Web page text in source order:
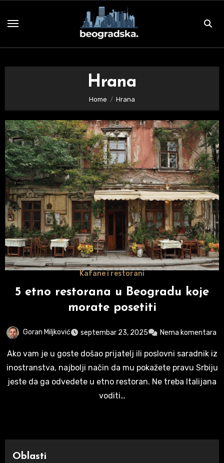
Hrana
Home Hrana
Kafane i restorani
5 etno restorana u Beogradu koje
morate posetiti
Goran Miljković septembar 23, 2025 Nema komentara
Ako vam je u goste došao prijatelj ili poslovni saradnik iz
inostranstva, najbolji način da mu pokažete pravu Srbiju
jeste da ga odvedete u etno restoran. Ne treba Italijana
voditi…
Oblasti